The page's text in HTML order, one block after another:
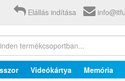
Elállás indítása
Videókártya Memória